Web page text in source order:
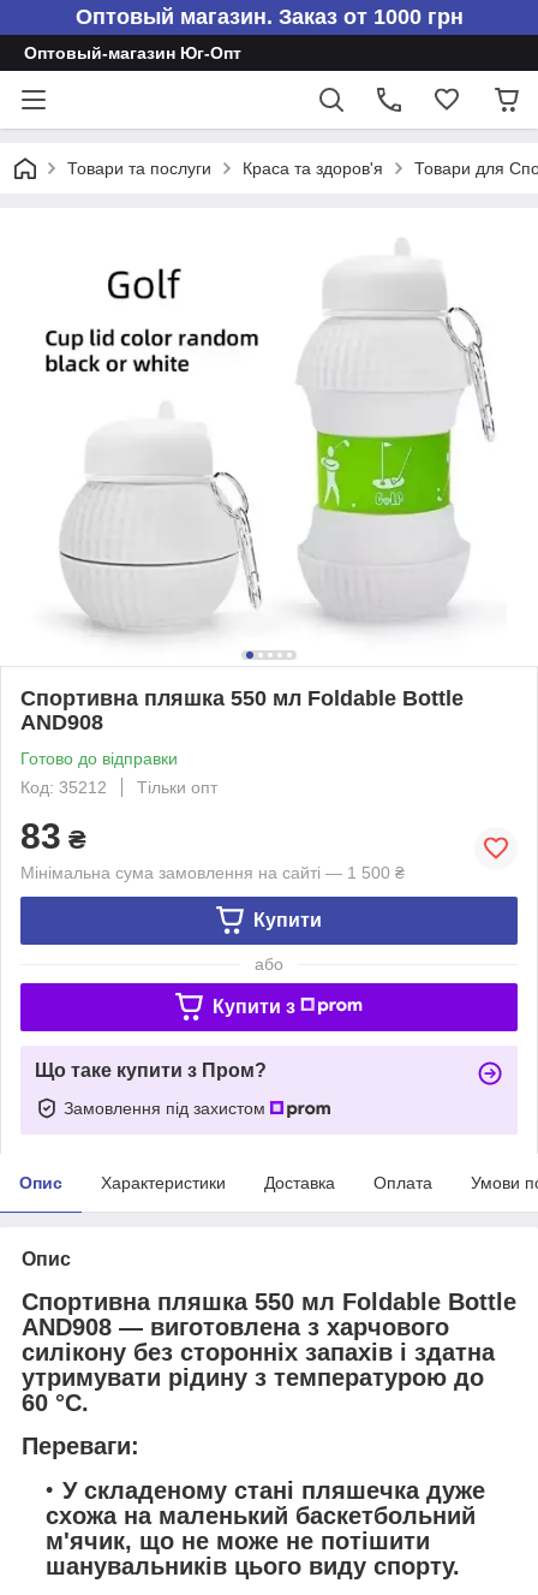
Оптовый магазин. Заказ от 1000 грн
Оптовый-магазин Юг-Опт
Товари та послуги Краса та здоров'я Товари для
Спортивна пляшка 550 мл Foldable Bottle
AND908
Готово до відправки
Код: 35212
Тільки опт
83 ₴
Мінімальна сума замовлення на сайті — 1 500 ₴
Купити
або
Купити з
Що таке купити з Пром?
Замовлення під захистом
Опис Характеристики Доставка Оплата Умови
Опис
Спортивна пляшка 550 мл Foldable Bottle
AND908 — виготовлена з харчового
силікону без сторонніх запахів і здатна
утримувати рідину з температурою до
60 °C.
Переваги:
У складеному стані пляшечка дуже
схожа на маленький баскетбольний
м'ячик, що не може не потішити
шанувальників цього виду спорту.